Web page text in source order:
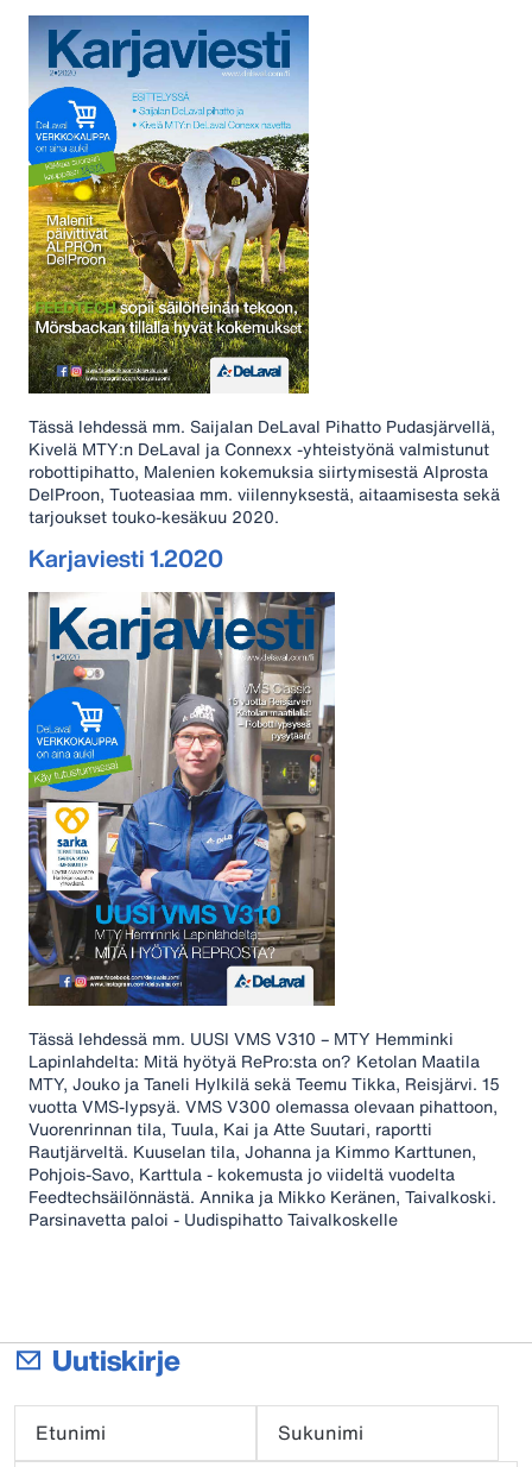
Tässä lehdessä mm. Saijalan DeLaval Pihatto Pudasjärvellä,
Kivelä MTY:n DeLaval ja Connexx -yhteistyönä valmistunut
robottipihatto, Malenien kokemuksia siirtymisestä Alprosta
DelProon, Tuoteasiaa mm. viilennyksestä, aitaamisesta sekä
tarjoukset touko-kesäkuu 2020.
Karjaviesti 1.2020
Tässä lehdessä mm. UUSI VMS V310 – MTY Hemminki
Lapinlahdelta: Mitä hyötyä RePro:sta on? Ketolan Maatila
MTY, Jouko ja Taneli Hylkilä sekä Teemu Tikka, Reisjärvi. 15
vuotta VMS-lypsyä. VMS V300 olemassa olevaan pihattoon,
Vuorenrinnan tila, Tuula, Kai ja Atte Suutari, raportti
Rautjärveltä. Kuuselan tila, Johanna ja Kimmo Karttunen,
Pohjois-Savo, Karttula - kokemusta jo viideltä vuodelta
Feedtechsäilönnästä. Annika ja Mikko Keränen, Taivalkoski.
Parsinavetta paloi - Uudispihatto Taivalkoskelle
Uutiskirje
Etunimi
Sukunimi